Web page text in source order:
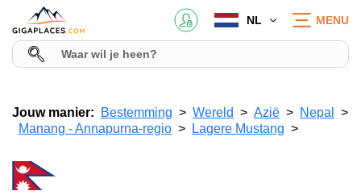
NL MENU
Jouw manier: Bestemming Wereld Azië
Nepal
Manang - Annapurna-regio
Lagere Mustang